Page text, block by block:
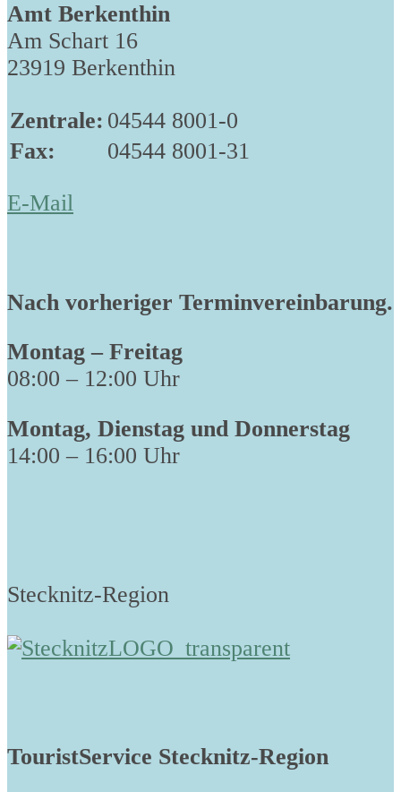
Amt Berkenthin
Am Schart 16
23919 Berkenthin
Zentrale: 04544 8001-0
Fax:
04544 8001-31
E-Mail
Nach vorheriger Terminvereinbarung.
Montag – Freitag
08:00 – 12:00 Uhr
Montag, Dienstag und Donnerstag
14:00 – 16:00 Uhr
Stecknitz-Region
TouristService Stecknitz-Region